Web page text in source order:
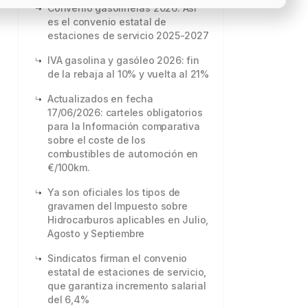
Convenio gasolineras 2026: Así
es el convenio estatal de
estaciones de servicio 2025-2027
IVA gasolina y gasóleo 2026: fin
de la rebaja al 10% y vuelta al 21%
Actualizados en fecha
17/06/2026: carteles obligatorios
para la Información comparativa
sobre el coste de los
combustibles de automoción en
€/100km.
Ya son oficiales los tipos de
gravamen del Impuesto sobre
Hidrocarburos aplicables en Julio,
Agosto y Septiembre
Sindicatos firman el convenio
estatal de estaciones de servicio,
que garantiza incremento salarial
del 6,4%